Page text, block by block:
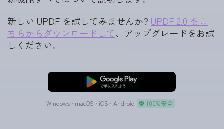
新しい UPDF を試してみませんか? UPDF 2.0 をこ
ちらからダウンロードして、アップグレードをお試
しください。
無料ダウンロード
Windows • macOS • iOS • Android 100%安全